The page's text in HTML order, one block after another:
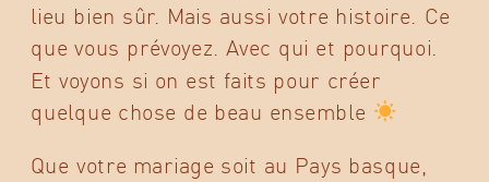
lieu bien sûr. Mais aussi votre histoire. Ce
que vous prévoyez. Avec qui et pourquoi.
Et voyons si on est faits pour créer
quelque chose de beau ensemble
Que votre mariage soit au Pays basque,